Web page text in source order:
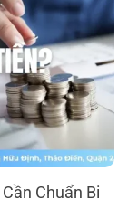
Chuẩn Bị